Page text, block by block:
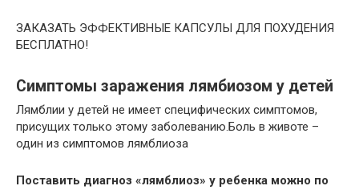
ЗАКАЗАТЬ ЭФФЕКТИВНЫЕ КАПСУЛЫ ДЛЯ ПОХУДЕНИЯ
БЕСПЛАТНО!
Симптомы заражения лямбиозом у детей
Лямблии у детей не имеет специфических симптомов,
присущих только этому заболеванию.Боль в животе –
один из симптомов лямблиоза
Поставить диагноз «лямблиоз» у ребенка можно по